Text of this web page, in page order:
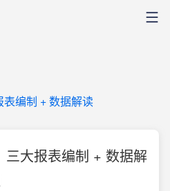
编制 + 数据解读
三大报表编制 + 数据解